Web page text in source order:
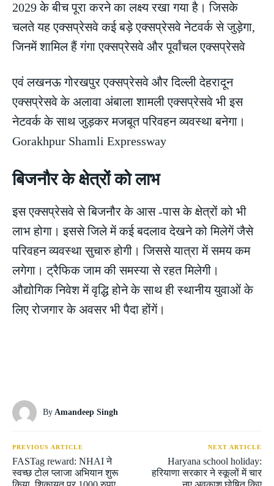
2029 के बीच पूरा करने का लक्ष्य रखा गया है। जिसके
चलते यह एक्सप्रेसवे कई बड़े एक्सप्रेसवे नेटवर्क से जुड़ेगा,
जिनमें शामिल हैं गंगा एक्सप्रेसवे और पूर्वांचल एक्सप्रेसवे
एवं लखनऊ गोरखपुर एक्सप्रेसवे और दिल्ली देहरादून
एक्सप्रेसवे के अलावा अंबाला शामली एक्सप्रेसवे भी इस
नेटवर्क के साथ जुड़कर मजबूत परिवहन व्यवस्था बनेगा।
Gorakhpur Shamli Expressway
बिजनौर के क्षेत्रों को लाभ
इस एक्सप्रेसवे से बिजनौर के आस -पास के क्षेत्रों को भी
लाभ होगा। इससे जिले में कई बदलाव देखने को मिलेगें जैसे
परिवहन व्यवस्था सुचारु होगी। जिससे यात्रा में समय कम
लगेगा। ट्रैफिक जाम की समस्या से रहत मिलेगी।
औद्योगिक निवेश में वृद्धि होने के साथ ही स्थानीय युवाओं के
लिए रोजगार के अवसर भी पैदा होंगें।
By Amandeep Singh
PREVIOUS ARTICLE
FASTag reward: NHAI ने
स्वच्छ टोल प्लाजा अभियान शुरू
NEXT ARTICLE
Haryana school holiday:
हरियाणा सरकार ने स्कूलों में चार